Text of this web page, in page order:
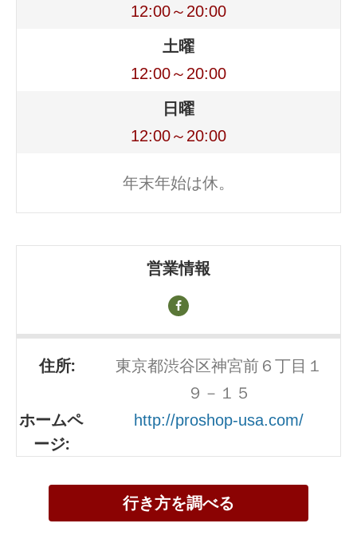
12:00～20:00
土曜
12:00～20:00
日曜
12:00～20:00
年末年始は休。
営業情報
住所:
東京都渋谷区神宮前６丁目１
９－１５
ホームペ
ージ:
http://proshop-usa.com/
行き方を調べる